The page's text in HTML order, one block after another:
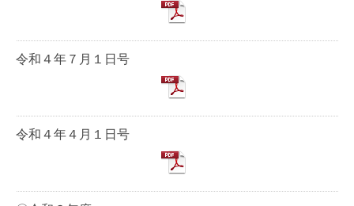
令和４年７月１日号
令和４年４月１日号